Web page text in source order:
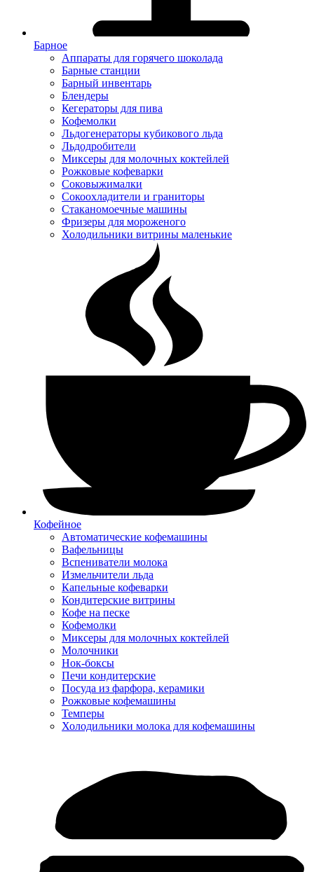
Барное
Аппараты для горячего шоколада
Барные станции
Барный инвентарь
Блендеры
Кегераторы для пива
Кофемолки
Льдогенераторы кубикового льда
Льдодробители
Миксеры для молочных коктейлей
Рожковые кофеварки
Соковыжималки
Сокоохладители и граниторы
Стаканомоечные машины
Фризеры для мороженого
Холодильники витрины маленькие
Кофейное
Автоматические кофемашины
Вафельницы
Вспениватели молока
Измельчители льда
Капельные кофеварки
Кондитерские витрины
Кофе на песке
Кофемолки
Миксеры для молочных коктейлей
Молочники
Нок-боксы
Печи кондитерские
Посуда из фарфора, керамики
Рожковые кофемашины
Темперы
Холодильники молока для кофемашины